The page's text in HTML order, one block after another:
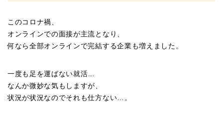
このコロナ禍、
オンラインでの面接が主流となり、
何なら全部オンラインで完結する企業も増えました。
一度も足を運ばない就活…
なんか微妙な気もしますが、
状況が状況なのでそれも仕方ない…。